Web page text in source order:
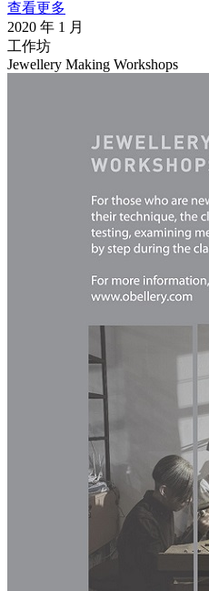
查看更多
2020 年 1 月
工作坊
Jewellery Making Workshops